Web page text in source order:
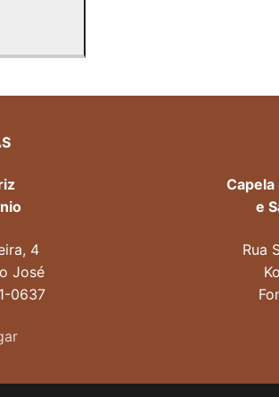
4
José
0637
Capela
e
Rua